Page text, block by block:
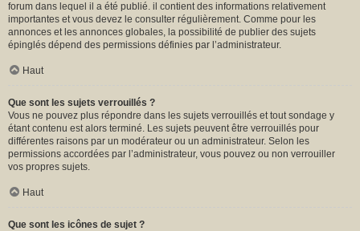
forum dans lequel il a été publié. il contient des informations relativement
importantes et vous devez le consulter régulièrement. Comme pour les
annonces et les annonces globales, la possibilité de publier des sujets
épinglés dépend des permissions définies par l’administrateur.
Haut
Que sont les sujets verrouillés ?
Vous ne pouvez plus répondre dans les sujets verrouillés et tout sondage y
étant contenu est alors terminé. Les sujets peuvent être verrouillés pour
différentes raisons par un modérateur ou un administrateur. Selon les
permissions accordées par l’administrateur, vous pouvez ou non verrouiller
vos propres sujets.
Haut
Que sont les icônes de sujet ?